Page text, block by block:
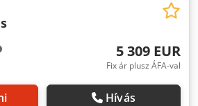
5 309 EUR
Fix ár plusz ÁFA-val
Hívás